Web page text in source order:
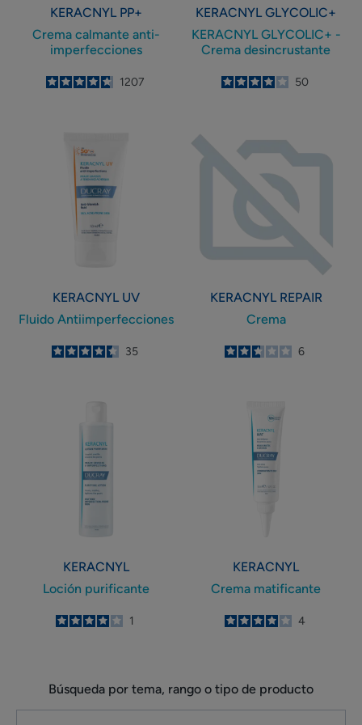
KERACNYL PP+
Crema calmante anti-
imperfecciones
4.8
/5
1207
KERACNYL GLYCOLIC+
KERACNYL GLYCOLIC+ -
Crema desincrustante
4
/5
50
Antiimperfecciones
KERACNYL UV
Fluido Antiimperfecciones
4.5
/5
35
KERACNYL REPAIR
Crema
2.7
/
5
6
KERACNYL
Loción purificante
4/51
matificante
KERACNYL
Crema matificante
4
/5
4
Búsqueda por tema, rango o tipo de producto